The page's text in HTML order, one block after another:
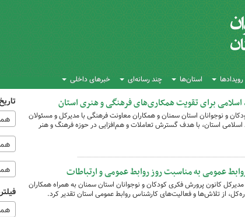
استان‌ها چند رسانه‌ای خبرهای داخلی
برای تقویت همکاری‌های فرهنگی و هنری استان
و نوجوانان استان سمنان و همکاران معاونت فرهنگی با مدیرکل و مسئولان
اسلامی استان، با هدف گسترش تعاملات و هم‌افزایی در حوزه فرهنگ و هنر
عمومی به مناسبت روز روابط عمومی و ارتباطات
مدیرکل کانون پرورش فکری کودکان و نوجوانان استان سمنان به همراه همکاران
از تلاش‌ها و فعالیت‌های کارشناس روابط عمومی استان تقدیر کرد.